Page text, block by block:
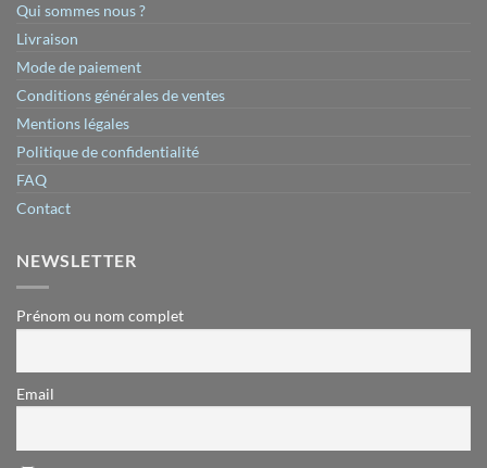
Qui sommes nous ?
Livraison
Mode de paiement
Conditions générales de ventes
Mentions légales
Politique de confidentialité
FAQ
Contact
NEWSLETTER
Prénom ou nom complet
Email